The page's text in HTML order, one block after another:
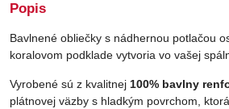
Popis
Bavlnené obliečky s nádhernou potlačou
koralovom podklade vytvoria vo vašej
Vyrobené sú z kvalitnej 100% bavlny
plátnovej väzby s hladkým povrchom,